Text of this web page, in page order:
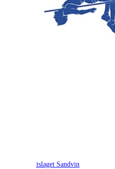
Idrettslaget Sandvin